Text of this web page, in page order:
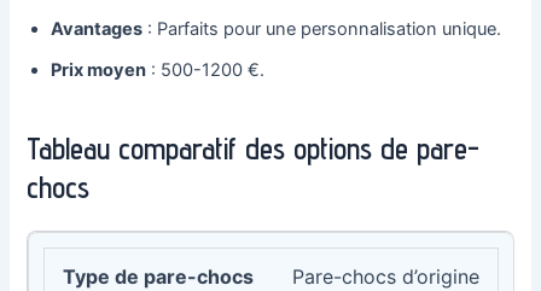
Avantages : Parfaits pour une personnalisation unique.
Prix moyen : 500-1200 €.
Tableau comparatif des options de pare-
chocs
Pare-chocs d’origine